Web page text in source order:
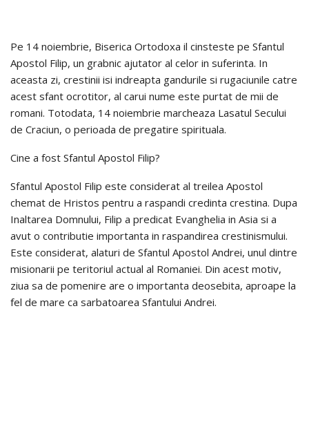
Pe 14 noiembrie, Biserica Ortodoxa il cinsteste pe Sfantul
Apostol Filip, un grabnic ajutator al celor in suferinta. In
aceasta zi, crestinii isi indreapta gandurile si rugaciunile catre
acest sfant ocrotitor, al carui nume este purtat de mii de
romani. Totodata, 14 noiembrie marcheaza Lasatul Secului
de Craciun, o perioada de pregatire spirituala.
Cine a fost Sfantul Apostol Filip?
Sfantul Apostol Filip este considerat al treilea Apostol
chemat de Hristos pentru a raspandi credinta crestina. Dupa
Inaltarea Domnului, Filip a predicat Evanghelia in Asia si a
avut o contributie importanta in raspandirea crestinismului.
Este considerat, alaturi de Sfantul Apostol Andrei, unul dintre
misionarii pe teritoriul actual al Romaniei. Din acest motiv,
ziua sa de pomenire are o importanta deosebita, aproape la
fel de mare ca sarbatoarea Sfantului Andrei.